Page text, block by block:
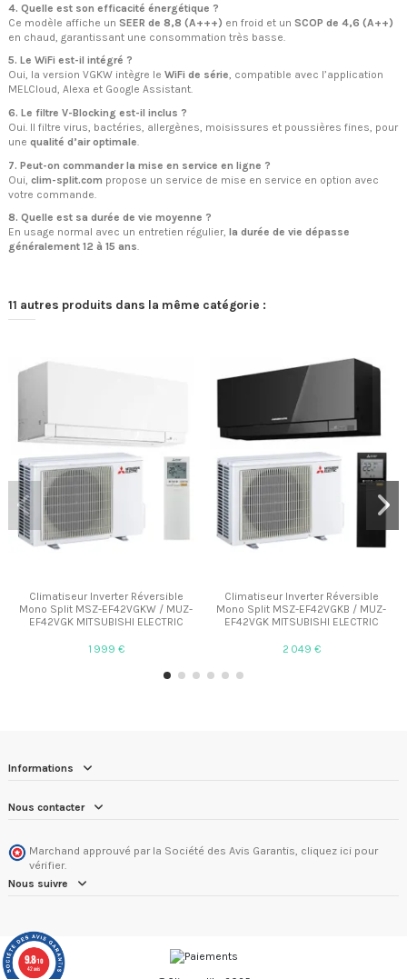
4. Quelle est son efficacité énergétique ?
Ce modèle affiche un SEER de 8,8 (A+++) en froid et un SCOP de 4,6 (A++)
en chaud, garantissant une consommation très basse.
5. Le WiFi est-il intégré ?
Oui, la version VGKW intègre le WiFi de série, compatible avec l’application
MELCloud, Alexa et Google Assistant.
6. Le filtre V-Blocking est-il inclus ?
Oui. Il filtre virus, bactéries, allergènes, moisissures et poussières fines, pour
une qualité d’air optimale.
7. Peut-on commander la mise en service en ligne ?
Oui, clim-split.com propose un service de mise en service en option avec
votre commande.
8. Quelle est sa durée de vie moyenne ?
En usage normal avec un entretien régulier, la durée de vie dépasse
généralement 12 à 15 ans.
11 autres produits dans la même catégorie :
Climatiseur Inverter Réversible
Mono Split MSZ-EF42VGKW / MUZ-
EF42VGK MITSUBISHI ELECTRIC
1 999 €
Climatiseur Inverter Réversible
Mono Split MSZ-EF42VGKB / MUZ-
EF42VGK MITSUBISHI ELECTRIC
2 049 €
Informations
Nous contacter
Marchand approuvé par la Société des Avis Garantis, cliquez ici pour
vérifier.
Nous suivre
9.8/10
42 avis